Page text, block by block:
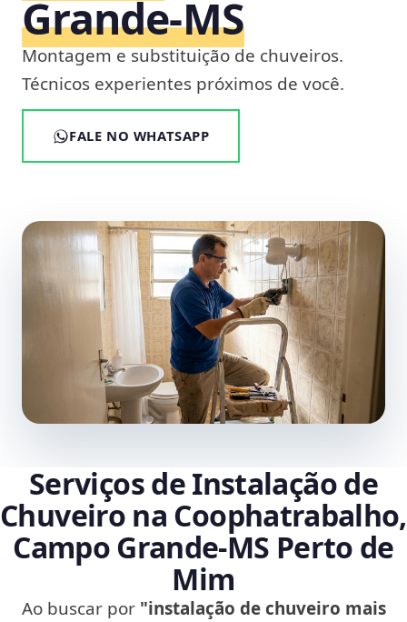
Grande‑MS
Montagem e substituição de chuveiros.
Técnicos experientes próximos de você.
FALE NO WHATSAPP
Serviços de Instalação de
Chuveiro na Coophatrabalho,
Campo Grande‑MS Perto de
Mim
Ao buscar por "instalação de chuveiro mais